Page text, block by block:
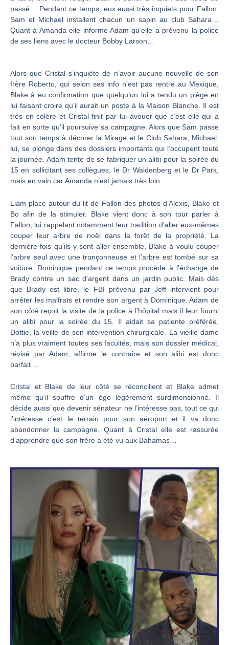
passé… Pendant ce temps, eux aussi très inquiets pour Fallon,
Sam et Michael installent chacun un sapin au club Sahara…
Quant à Amanda elle informe Adam qu’elle a prévenu la police
de ses liens avec le docteur Bobby Larson…
Alors que Cristal s’inquiète de n’avoir aucune nouvelle de son
frère Roberto, qui selon ses info n’est pas rentré au Mexique,
Blake à eu confirmation que quelqu’un lui a tendu un piège en
lui faisant croire qu’il aurait un poste à la Maison Blanche. Il est
très en colère et Cristal finit par lui avouer que c’est elle qui a
fait en sorte qu’il poursuive sa campagne. Alors que Sam passe
tout son temps à décorer la Mirage et le Club Sahara, Michael,
lui, se plonge dans des dossiers importants qui l’occupent toute
la journée. Adam tente de se fabriquer un alibi pour la soirée du
15 en sollicitant ses collègues, le Dr Waldenberg et le Dr Park,
mais en vain car Amanda n’est jamais très loin.
Liam place autour du lit de Fallon des photos d’Alexis, Blake et
Bo afin de la stimuler. Blake vient donc à son tour parler à
Fallon, lui rappelant notamment leur tradition d’aller eux-mêmes
couper leur arbre de noël dans la forêt de la propriété. La
dernière fois qu’ils y sont aller ensemble, Blake à voulu couper
l’arbre seul avec une tronçonneuse et l’arbre est tombé sur sa
voiture. Dominique pendant ce temps procède à l’échange de
Brady contre un sac d’argent dans un jardin public. Mais dès
que Brady est libre, le FBI prévenu par Jeff intervient pour
arrêter les malfrats et rendre son argent à Dominique. Adam de
son côté reçoit la visite de la police à l’hôpital mais il leur fourni
un alibi pour la soirée du 15. Il aidait sa patiente préférée,
Dottie, la veille de son intervention chirurgicale. La vieille dame
n’a plus vraiment toutes ses facultés, mais son dossier médical,
révisé par Adam, affirme le contraire et son alibi est donc
parfait…
Cristal et Blake de leur côté se réconcilient et Blake admet
même qu’il souffre d’un égo légèrement surdimensionné. Il
décide aussi que devenir sénateur ne l’intéresse pas, tout ce qui
l’intéresse c’est le terrain pour son aéroport et il va donc
abandonner la campagne. Quant à Cristal elle est rassurée
d’apprendre que son frère a été vu aux Bahamas…